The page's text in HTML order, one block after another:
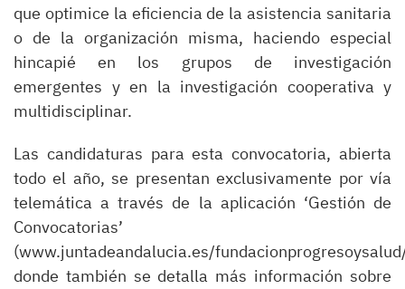
que optimice la eficiencia de la asistencia sanitaria
o de la organización misma, haciendo especial
hincapié en los grupos de investigación
emergentes y en la investigación cooperativa y
multidisciplinar.
Las candidaturas para esta convocatoria, abierta
todo el año, se presentan exclusivamente por vía
telemática a través de la aplicación ‘Gestión de
Convocatorias’
(www.juntadeandalucia.es/
donde también se detalla más información sobre